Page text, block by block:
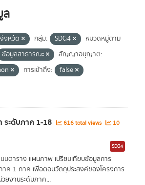
ล
จังหวัด กลุ่ม: SDG4
หมวดหมู่ตาม
ข้อมูลสาธารณะ
สัญญาอนุญาต:
การเข้าถึง:
false
ะดับภาค 1-18 616 total views
10
SDG4
บบตาราง แผนภาพ เปรียบเทียบข้อมูลการ
าค 1 ภาค เพื่อตอบวัตถุประสงค์ของโครงการ
ยงานระดับภาค...